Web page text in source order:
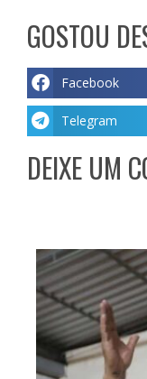
GOSTOU
Facebook
Telegram
DEIXE UM